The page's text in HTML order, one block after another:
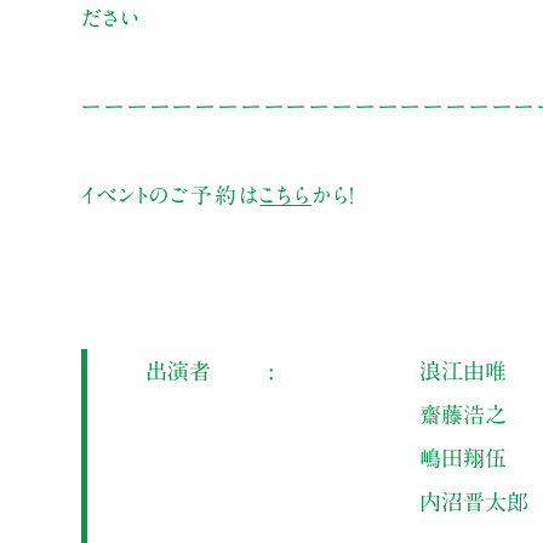
ださい
ーーーーーーーーーーーーーーーーーーー
イベントのご予約はこちら から！
出演者
浪江由唯
齋藤浩之
嶋田翔伍
内沼晋太郎